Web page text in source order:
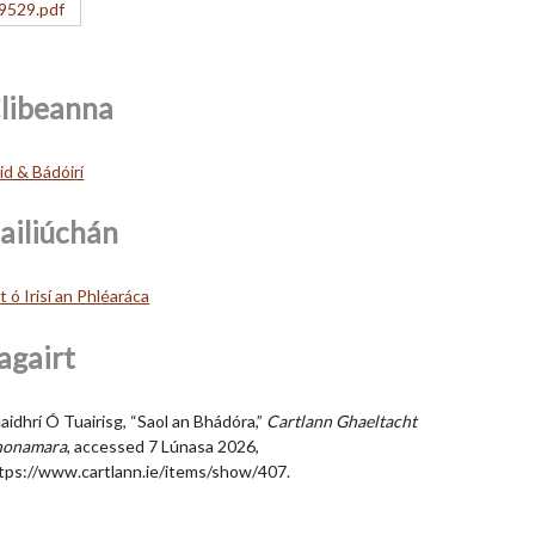
& Bádóirí
ó Irisí an Phléaráca
Ó Tuairisg, “Saol an Bhádóra,” Cartlann Ghaeltacht
, accessed 7 Lúnasa 2026,
www.cartlann.ie/items/show/407.